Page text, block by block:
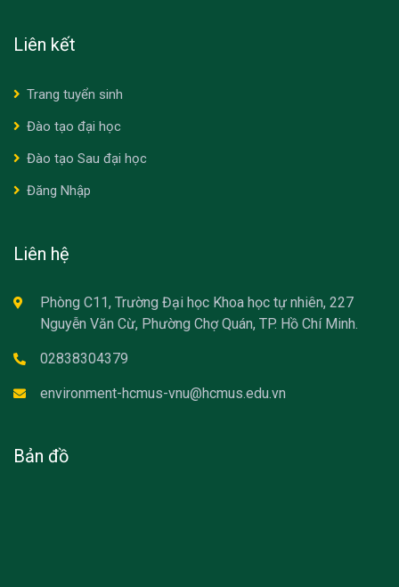
Liên kết
Trang tuyển sinh
Đào tạo đại học
Đào tạo Sau đại học
Đăng Nhập
Liên hệ
Phòng C11, Trường Đại học Khoa học tự nhiên, 227
Nguyễn Văn Cừ, Phường Chợ Quán, TP. Hồ Chí Minh.
02838304379
environment-hcmus-vnu@hcmus.edu.vn
Bản đồ